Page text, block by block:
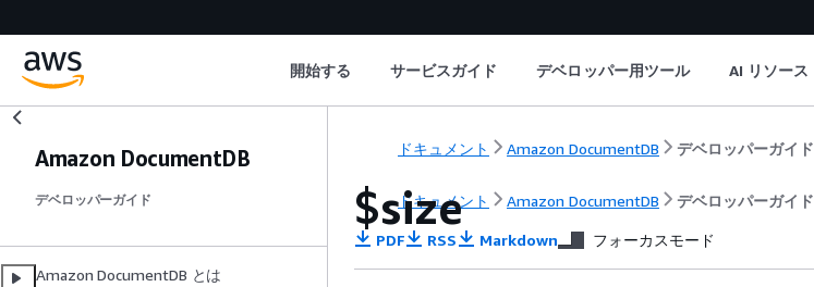
開始する サービスガイド デベロッパー用ツール AI リソース
Amazon DocumentDB
デベロッパーガイド
Amazon DocumentDB とは
ドキュメント Amazon DocumentDB デベロッパーガイド
ドキュメント Amazon DocumentDB デベロッパーガイド
$size
PDF RSS Markdown フォーカスモード